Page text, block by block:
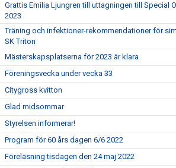
Grattis Emilia Ljungren till uttagningen till Special
2023
Träning och infektioner-rekommendationer för
SK Triton
Mästerskapsplatserna för 2023 är klara
Föreningsvecka under vecka 33
Citygross kvitton
Glad midsommar
Styrelsen informerar!
Program för 60 års dagen 6/6 2022
Föreläsning tisdagen den 24 maj 2022